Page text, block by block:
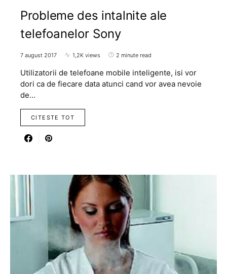
Probleme des intalnite ale
telefoanelor Sony
7 august 2017 1,2K views 2 minute read
Utilizatorii de telefoane mobile inteligente, isi vor
dori ca de fiecare data atunci cand vor avea nevoie
de…
CITESTE TOT